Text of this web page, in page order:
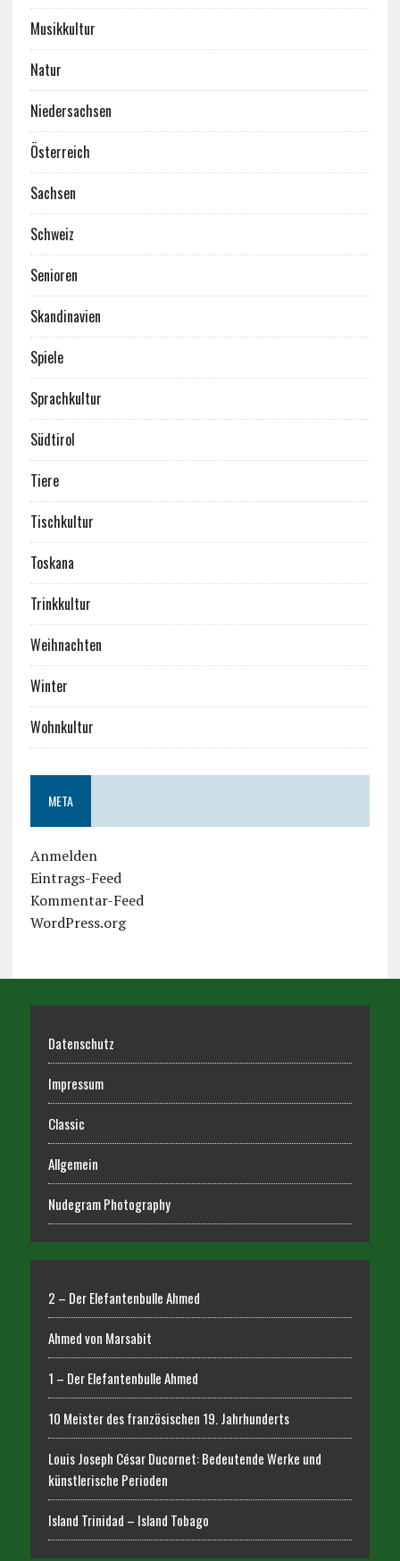
Musikkultur
Natur
Niedersachsen
Österreich
Sachsen
Schweiz
Senioren
Skandinavien
Spiele
Sprachkultur
Südtirol
Tiere
Tischkultur
Toskana
Trinkkultur
Weihnachten
Winter
Wohnkultur
META
Anmelden
Eintrags-Feed
Kommentar-Feed
WordPress.org
Datenschutz
Impressum
Classic
Allgemein
Nudegram Photography
2 – Der Elefantenbulle Ahmed
Ahmed von Marsabit
1 – Der Elefantenbulle Ahmed
10 Meister des französischen 19. Jahrhunderts
Louis Joseph César Ducornet: Bedeutende Werke und
künstlerische Perioden
Island Trinidad – Island Tobago